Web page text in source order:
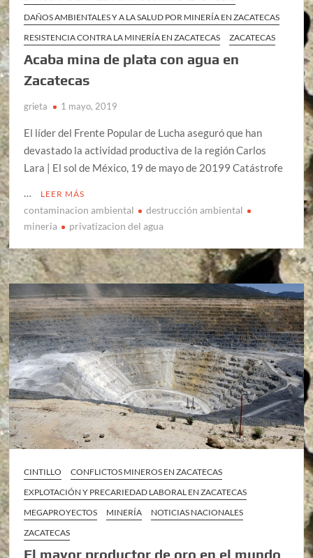
DAÑOS AMBIENTALES Y A LA SALUD POR MINERÍA EN ZACATECAS
RESISTENCIA CONTRA LA MINERÍA EN ZACATECAS
ZACATECAS
Acaba mina de plata con agua en
Zacatecas
grieta 1 mayo, 2019
El líder del Frente Popular de Lucha aseguró que han
devastado la actividad productiva de la región Carlos
Lara | El sol de México, 19 de mayo de 20199 Catástrofe
…
LEER MÁS
contaminacion ambiental
destrucción ambiental
mineria
privatizacion del agua
CINTILLO
CONFLICTOS MINEROS EN ZACATECAS
EXPLOTACIÓN Y PRECARIEDAD LABORAL EN ZACATECAS
MEGAPROYECTOS
MINERÍA
NOTICIAS NACIONALES
ZACATECAS
El mayor productor de oro en el mundo